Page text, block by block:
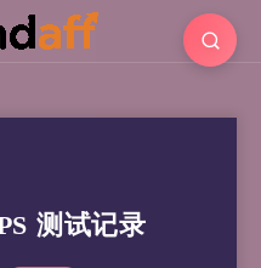
测试记录